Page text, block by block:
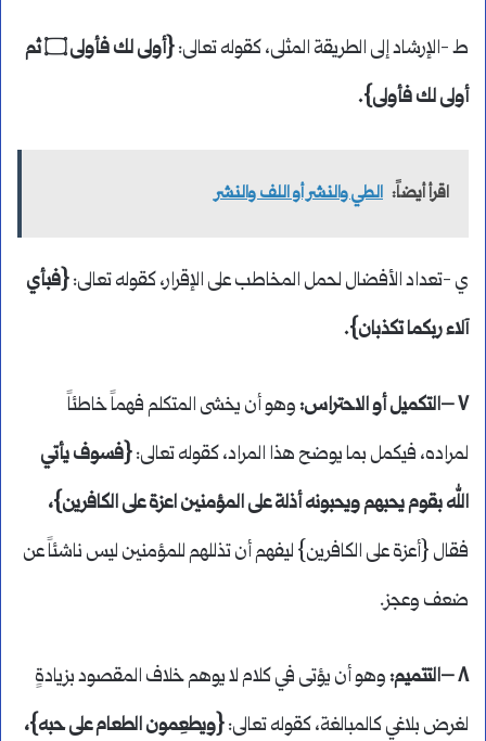
ط -الإرشاد إلى الطريقة المثلى، كقوله تعالى:
{أولى لك فأولى ۝ ثم
أولى لك فأولى}.
اقرأ أيضاً: الطي والنشر أو اللف والنشر
ي -تعداد الأفضال لحمل المخاطب على الإقرار، كقوله تعالى:{فبأي
آلاء ربكما تكذبان}.
٧ –التكميل أو الاحتراس:
وهو أن يخشى المتكلم فهماً خاطئاً
لمراده، فيكمل بما يوضح هذا المراد، كقوله تعالى:{فسوف يأتي
الله بقوم يحبهم ويحبونه أذلة على المؤمنين اعزة على الكافرين}،
فقال {أعزة على الكافرين} ليفهم أن تذللهم للمؤمنين ليس ناشئاً عن
ضعف وعجز.
٨ –التتميم:
وهو أن يؤتى في كلام لا يوهم خلاف المقصود بزيادةٍ
لغرض بلاغي كالمبالغة، كقوله تعالى:{ويطعِمون الطعام على حبه}،